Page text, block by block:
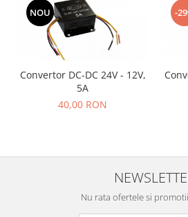
Adaptoare casetofon / antene
Audio
Camere/DVR-uri Auto
Crocodili
Incarcatoare auto
Testere si diagnoza auto
Control acces si automatizari
NOU
Convertor DC-DC 24V - 12V,
5A
40,00 RON
-
Nu rata ofertele si